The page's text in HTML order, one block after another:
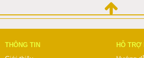
THÔNG TIN
HỖ TRỢ